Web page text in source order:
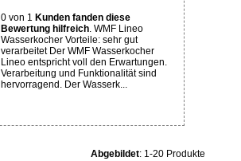
0 von 1 Kunden fanden diese
Bewertung hilfreich. WMF Lineo
Wasserkocher Vorteile: sehr gut
verarbeitet Der WMF Wasserkocher
Lineo entspricht voll den Erwartungen.
Verarbeitung und Funktionalität sind
hervorragend. Der Wasserk...
Abgebildet: 1-20 Produkte